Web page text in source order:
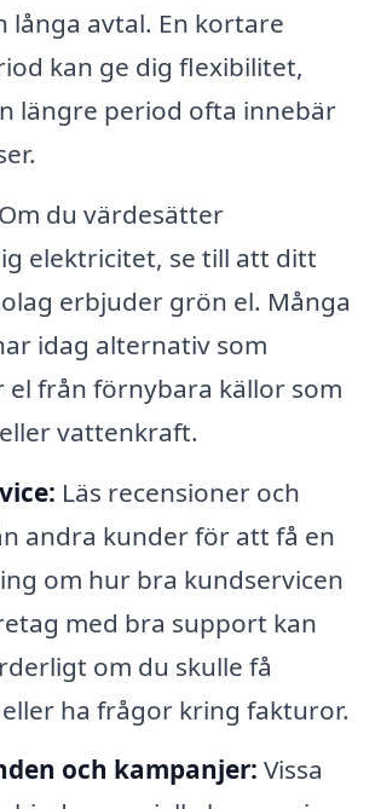
långa avtal. En kortare
kan ge dig flexibilitet,
längre period ofta innebär
Om du värdesätter
elektricitet, se till att ditt
erbjuder grön el. Många
idag alternativ som
el från förnybara källor som
vattenkraft.
Läs recensioner och
andra kunder för att få en
om hur bra kundservicen
med bra support kan
om du skulle få
ha frågor kring fakturor.
och kampanjer: Vissa